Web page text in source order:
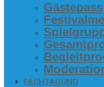
Gäs­te­pass
FACH­TA­GUNG